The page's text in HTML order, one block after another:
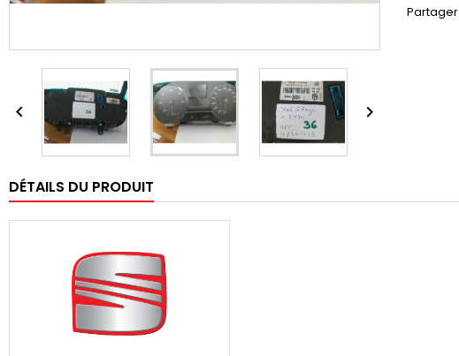
 
Partager
DÉTAILS DU PRODUIT